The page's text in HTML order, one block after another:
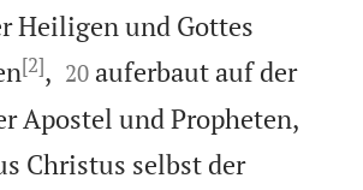
Heiligen und Gottes
[2], 

20 auferbaut auf der
Apostel und Propheten,
Christus selbst der